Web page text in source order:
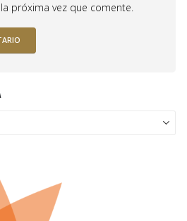
próxima vez que comente.